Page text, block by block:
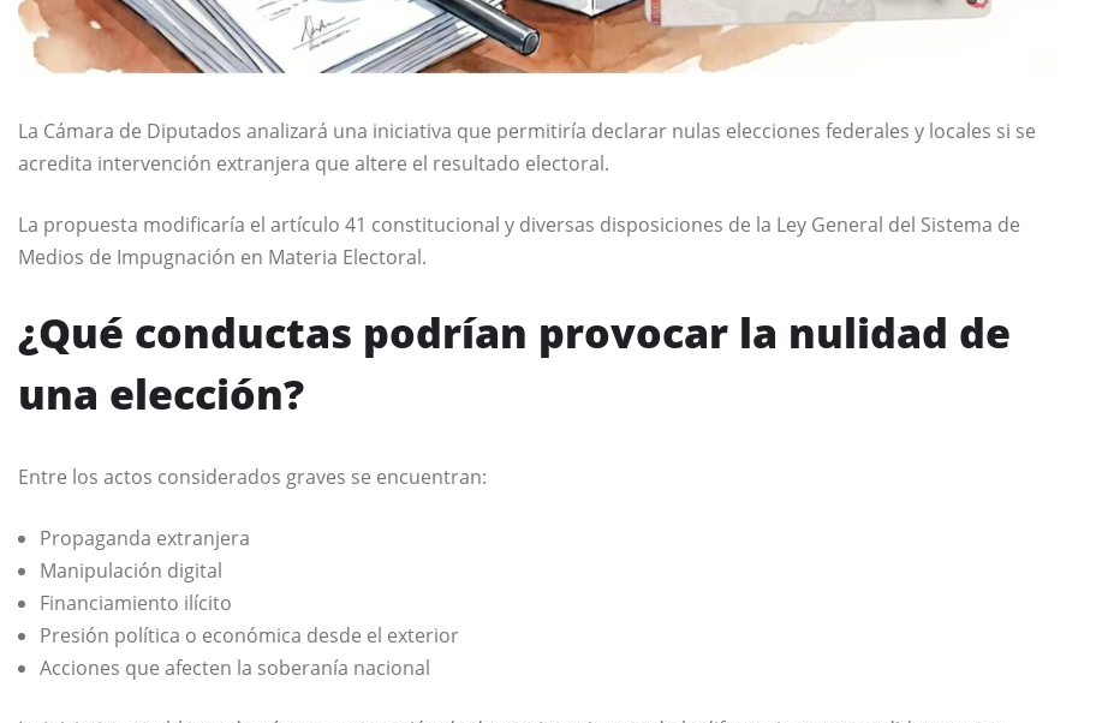
La Cámara de Diputados analizará una iniciativa que permitiría declarar nulas elecciones federales y locales si se
acredita intervención extranjera que altere el resultado electoral.
La propuesta modificaría el artículo 41 constitucional y diversas disposiciones de la Ley General del Sistema de
Medios de Impugnación en Materia Electoral.
¿Qué conductas podrían provocar la nulidad de
una elección?
Entre los actos considerados graves se encuentran:
Propaganda extranjera
Manipulación digital
Financiamiento ilícito
Presión política o económica desde el exterior
Acciones que afecten la soberanía nacional